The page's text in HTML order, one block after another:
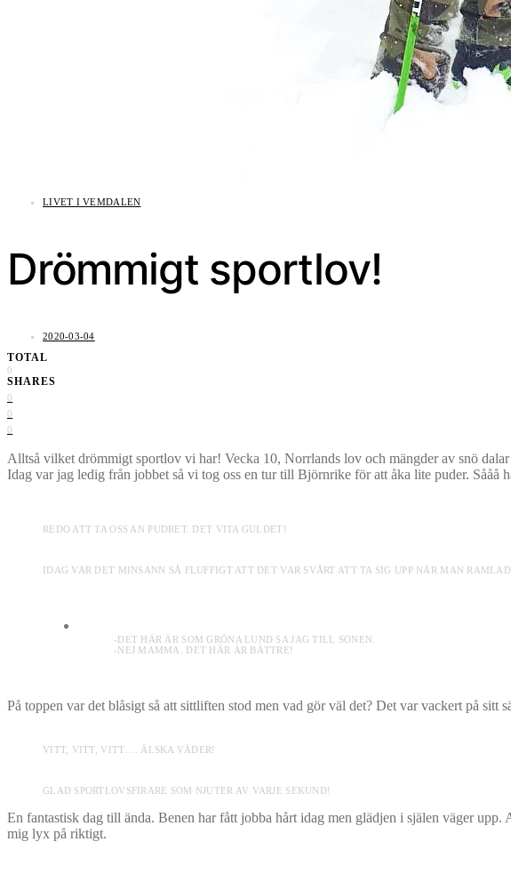
LIVET I VEMDALEN
Drömmigt sportlov!
2020-03-04
TOTAL
0
SHARES
0
0
0
Alltså vilket drömmigt sportlov vi har! Vecka 10, Norrlands lov och mängder av snö
Idag var jag ledig från jobbet så vi tog oss en tur till Björnrike för att åka lite puder.
REDO ATT TA OSS AN PUDRET. DET VITA GULDET!
IDAG VAR DET MINSANN SÅ FLUFFIGT ATT DET VAR SVÅRT ATT TA SIG UPP NÄR MAN
-DET HÄR ÄR SOM GRÖNA LUND SA JAG TILL SONEN.
-NEJ MAMMA. DET HÄR ÄR BÄTTRE!
På toppen var det blåsigt så att sittliften stod men vad gör väl det? Det var vackert på
VITT, VITT, VITT…. ÄLSKA VÄDER!
GLAD SPORTLOVSFIRARE SOM NJUTER AV VARJE SEKUND!
En fantastisk dag till ända. Benen har fått jobba hårt idag men glädjen i själen väger
mig lyx på riktigt.